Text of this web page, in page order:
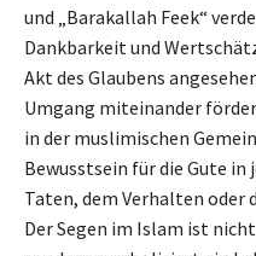
und „Barakallah Feek“
Dankbarkeit und
Akt des Glaubens
Umgang miteinander
in der muslimischen
Bewusstsein für die Gute in
Taten, dem Verhalten oder
Der Segen im Islam ist